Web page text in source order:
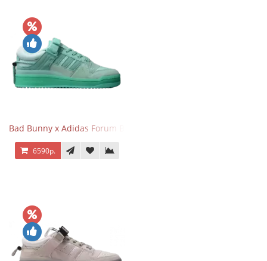
Bad Bunny x Adidas Forum Buckle Low Mint Blue
6590р.